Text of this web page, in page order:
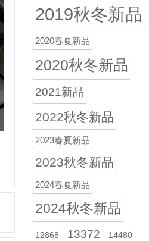
2019秋冬新品
2020春夏新品
2020秋冬新品
2021新品
2022秋冬新品
2023春夏新品
2023秋冬新品
2024春夏新品
2024秋冬新品
12868 13372 14480